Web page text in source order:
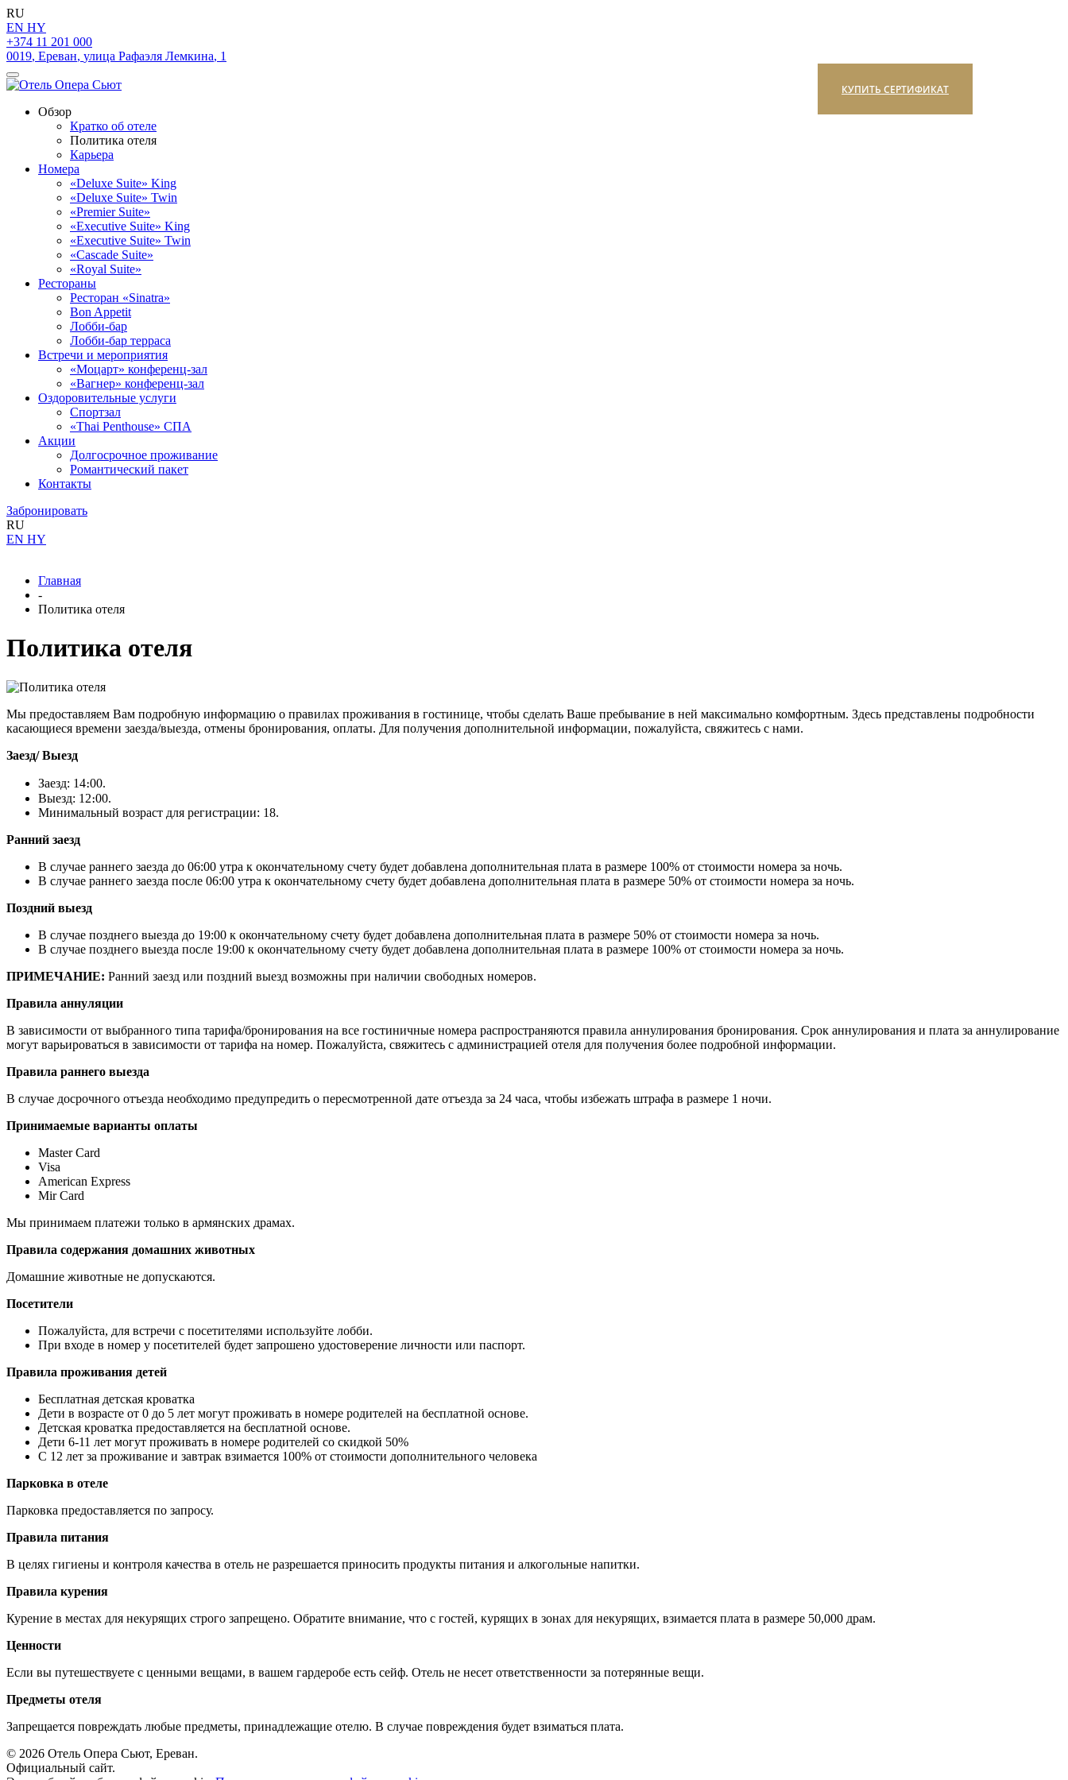
RU
EN HY
+374 11 201 000
0019, Ереван, улица Рафаэля Лемкина, 1
Обзор
Кратко об отеле
Политика отеля
Карьера
Номера
«Deluxe Suite» King
«Deluxe Suite» Twin
«Premier Suite»
«Executive Suite» King
«Executive Suite» Twin
«Cascade Suite»
«Royal Suite»
Рестораны
Ресторан «Sinatra»
Bon Appetit
Лобби-бар
Лобби-бар терраса
Встречи и мероприятия
«Моцарт» конференц-зал
«Вагнер» конференц-зал
Оздоровительные услуги
Спортзал
«Thai Penthouse» СПА
Акции
Долгосрочное проживание
Романтический пакет
Контакты
Забронировать
RU
EN HY
КУПИТЬ СЕРТИФИКАТ
Главная
-
Политика отеля
Политика отеля
Мы предоставляем Вам подробную информацию о правилах проживания в гостинице, чтобы сделать Ваше пребывание в ней максимально комфортным. Здесь представлены подробности
касающиеся времени заезда/выезда, отмены бронирования, оплаты. Для получения дополнительной информации, пожалуйста, свяжитесь с нами.
Заезд/ Выезд
Заезд: 14։00.
Выезд: 12։00.
Минимальный возраст для регистрации: 18.
Ранний заезд
В случае раннего заезда до 06:00 утра к окончательному счету будет добавлена дополнительная плата в размере 100% от стоимости номера за ночь.
В случае раннего заезда после 06:00 утра к окончательному счету будет добавлена дополнительная плата в размере 50% от стоимости номера за ночь.
Поздний выезд
В случае позднего выезда до 19:00 к окончательному счету будет добавлена дополнительная плата в размере 50% от стоимости номера за ночь.
В случае позднего выезда после 19:00 к окончательному счету будет добавлена дополнительная плата в размере 100% от стоимости номера за ночь.
ПРИМЕЧАНИЕ: Ранний заезд или поздний выезд возможны при наличии свободных номеров.
Правила аннуляции
В зависимости от выбранного типа тарифа/бронирования на все гостиничные номера распространяются правила аннулирования бронирования. Срок аннулирования и плата за аннулирование
могут варьироваться в зависимости от тарифа на номер. Пожалуйста, свяжитесь с администрацией отеля для получения более подробной информации.
Правила раннего выезда
В случае досрочного отъезда необходимо предупредить о пересмотренной дате отъезда за 24 часа, чтобы избежать штрафа в размере 1 ночи.
Принимаемые варианты оплаты
Master Card
Visa
American Express
Mir Card
Мы принимаем платежи только в армянских драмах.
Правила содержания домашних животных
Домашние животные не допускаются.
Посетители
Пожалуйста, для встречи с посетителями используйте лобби.
При входе в номер у посетителей будет запрошено удостоверение личности или паспорт.
Правила проживания детей
Бесплатная детская кроватка
Дети в возрасте от 0 до 5 лет могут проживать в номере родителей на бесплатной основе.
Детская кроватка предоставляется на бесплатной основе.
Дети 6-11 лет могут проживать в номере родителей со скидкой 50%
С 12 лет за проживание и завтрак взимается 100% от стоимости дополнительного человека
Парковка в отеле
Парковка предоставляется по запросу.
Правила питания
В целях гигиены и контроля качества в отель не разрешается приносить продукты питания и алкогольные напитки.
Правила курения
Курение в местах для некурящих строго запрещено. Обратите внимание, что с гостей, курящих в зонах для некурящих, взимается плата в размере 50,000 драм.
Ценности
Если вы путешествуете с ценными вещами, в вашем гардеробе есть сейф. Отель не несет ответственности за потерянные вещи.
Предметы отеля
Запрещается повреждать любые предметы, принадлежащие отелю. В случае повреждения будет взиматься плата.
© 2026 Отель Опера Сьют, Ереван.
Официальный сайт.